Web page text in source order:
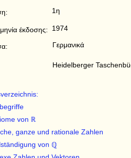
έκδοσης:
1η
1974
Γερμανικά
Heidelberger
von ℝ
ganze und rationale Zahlen
von ℚ